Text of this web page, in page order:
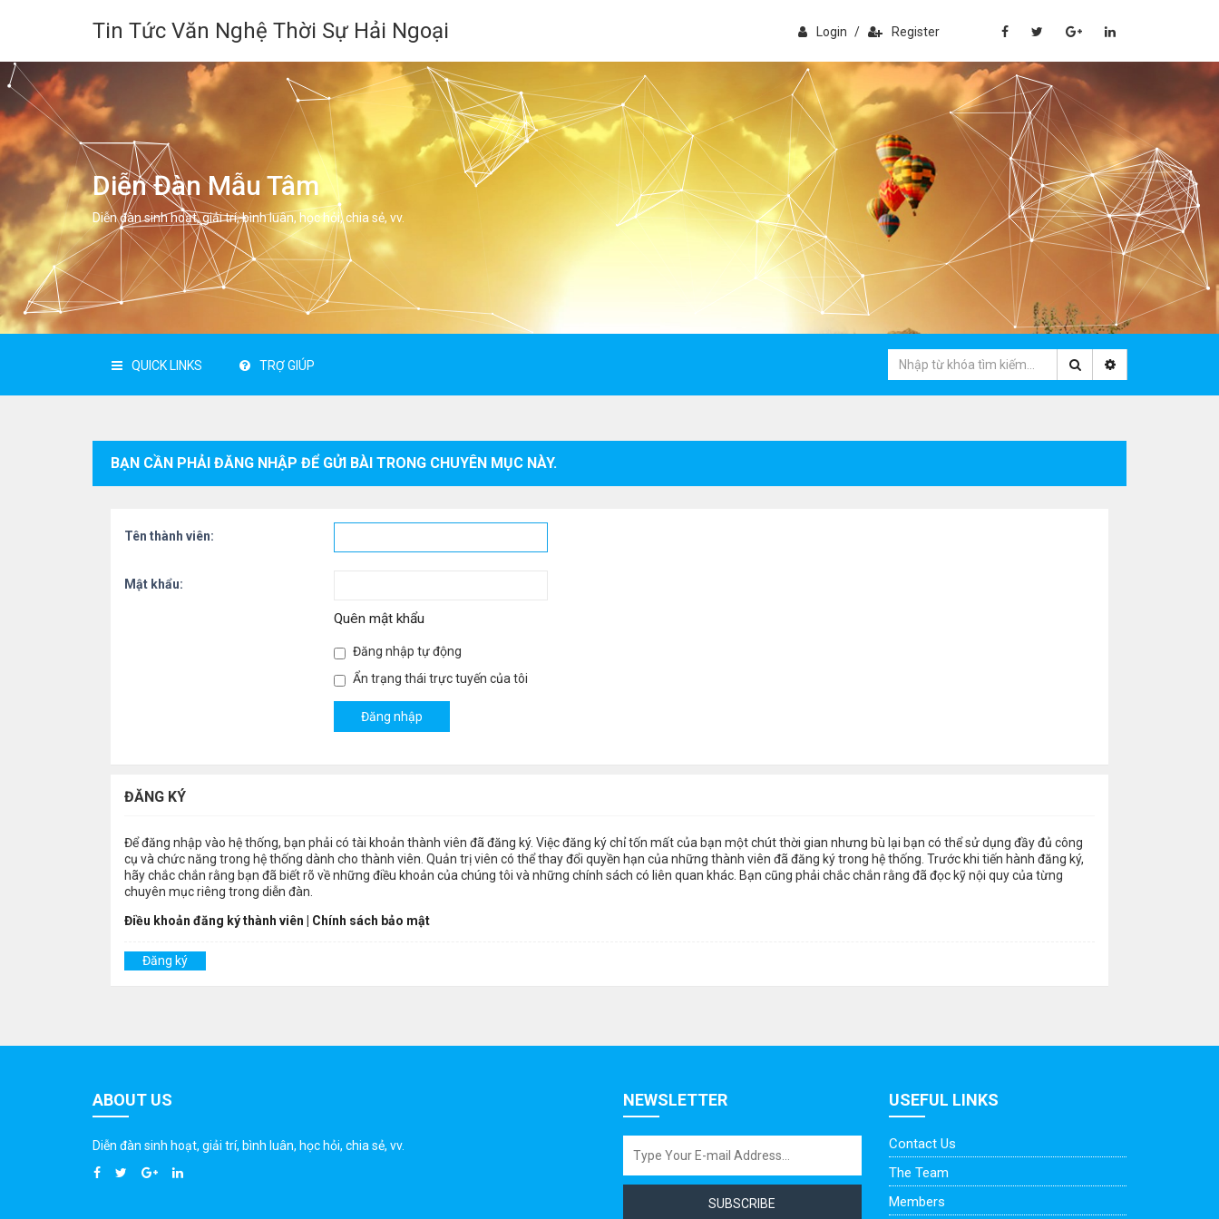
Tin Tức Văn Nghệ Thời Sự Hải Ngoại Login / Register
Diễn Đàn Mẫu Tâm
Diễn đàn sinh hoạt, giải trí, bình luân, học hỏi, chia sẻ, vv.
QUICK LINKS TRỢ GIÚP
BẠN CẦN PHẢI ĐĂNG NHẬP ĐỂ GỬI BÀI TRONG CHUYÊN MỤC NÀY.
Tên thành viên:
Mật khẩu:
Quên mật khẩu
Đăng nhập tự động
Ẩn trạng thái trực tuyến của tôi
ĐĂNG KÝ
Để đăng nhập vào hệ thống, bạn phải có tài khoản thành viên đã đăng ký. Việc đăng ký chỉ tốn mất của bạn một chút thời gian nhưng bù lại bạn có thể sử dụng đầy đủ công
cụ và chức năng trong hệ thống dành cho thành viên. Quản trị viên có thể thay đổi quyền hạn của những thành viên đã đăng ký trong hệ thống. Trước khi tiến hành đăng ký,
hãy chắc chắn rằng bạn đã biết rõ về những điều khoản của chúng tôi và những chính sách có liên quan khác. Bạn cũng phải chắc chắn rằng đã đọc kỹ nội quy của từng
chuyên mục riêng trong diễn đàn.
Điều khoản đăng ký thành viên
Chính sách bảo mật
Đăng ký
ABOUT US
Diễn đàn sinh hoạt, giải trí, bình luân, học hỏi, chia sẻ, vv.
NEWSLETTER
SUBSCRIBE
USEFUL LINKS
Contact Us
The Team
Members